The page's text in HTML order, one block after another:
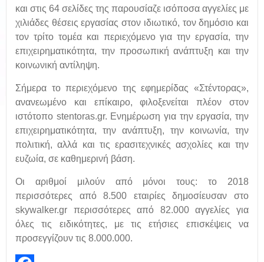
και στις 64 σελίδες της παρουσίαζε ισόποσα αγγελίες με
χιλιάδες θέσεις εργασίας στον ιδιωτικό, τον δημόσιο και
τον τρίτο τομέα και περιεχόμενο για την εργασία, την
επιχειρηματικότητα, την προσωπική ανάπτυξη και την
κοινωνική αντίληψη.
Σήμερα το περιεχόμενο της εφημερίδας «Στέντορας»,
ανανεωμένο και επίκαιρο, φιλοξενείται πλέον στον
ιστότοπο stentoras.gr. Ενημέρωση για την εργασία, την
επιχειρηματικότητα, την ανάπτυξη, την κοινωνία, την
πολιτική, αλλά και τις ερασιτεχνικές ασχολίες και την
ευζωία, σε καθημερινή βάση.
Οι αριθμοί μιλούν από μόνοι τους: το 2018
περισσότερες από 8.500 εταιρίες δημοσίευσαν στο
skywalker.gr περισσότερες από 82.000 αγγελίες για
όλες τις ειδικότητες, με τις ετήσιες επισκέψεις να
προσεγγίζουν τις 8.000.000.